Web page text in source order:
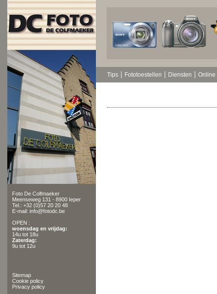
Foto De Colfmaeker
Meenseweg 131 - 8900 Ieper
Tel.: +32 (0)57 20 20 48
E-mail: info@fotodc.be
OPEN :
woensdag en vrijdag:
14u tot 18u
Zaterdag:
9u tot 12u
Sitemap
Cookie policy
Privacy policy
Tips Fototoestellen Diensten Online